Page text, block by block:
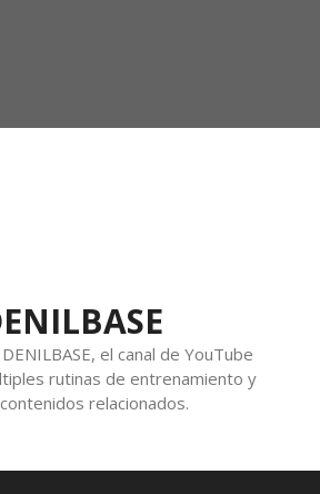
el canal de YouTube
rutinas de entrenamiento y
relacionados.